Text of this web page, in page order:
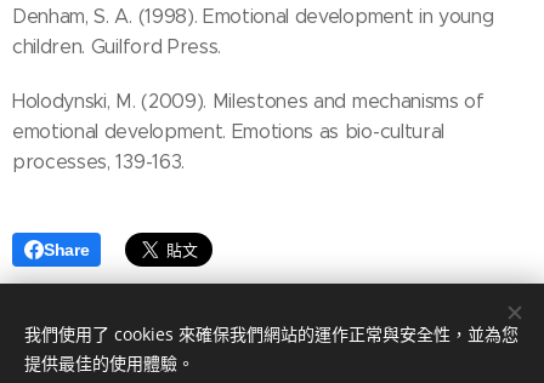
Denham, S. A. (1998). Emotional development in young
children. Guilford Press.
Holodynski, M. (2009). Milestones and mechanisms of
emotional development. Emotions as bio-cultural
processes, 139-163.
Share
我們使用了 cookies 來確保我們網站的運作正常與安全性，並為您
提供最佳的使用體驗。